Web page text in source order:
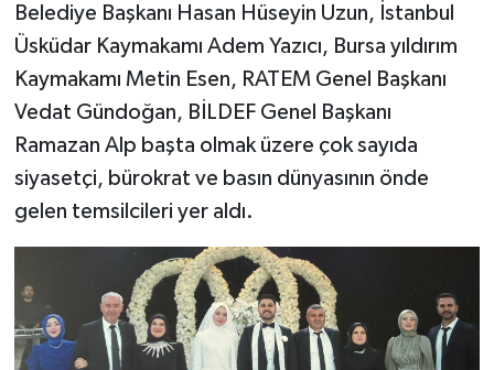
Belediye Başkanı Hasan Hüseyin Uzun, İstanbul
Üsküdar Kaymakamı Adem Yazıcı, Bursa yıldırım
Kaymakamı Metin Esen, RATEM Genel Başkanı
Vedat Gündoğan, BİLDEF Genel Başkanı
Ramazan Alp başta olmak üzere çok sayıda
siyasetçi, bürokrat ve basın dünyasının önde
gelen temsilcileri yer aldı.